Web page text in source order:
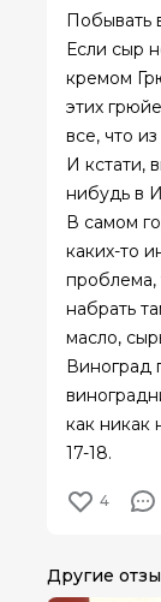
Побывать
Если сыр
кремом
этих
все, что
И кстати,
нибудь в
В самом
каких-то
набрать
масло,
Виноград
как никак
17-18.
4
Другие